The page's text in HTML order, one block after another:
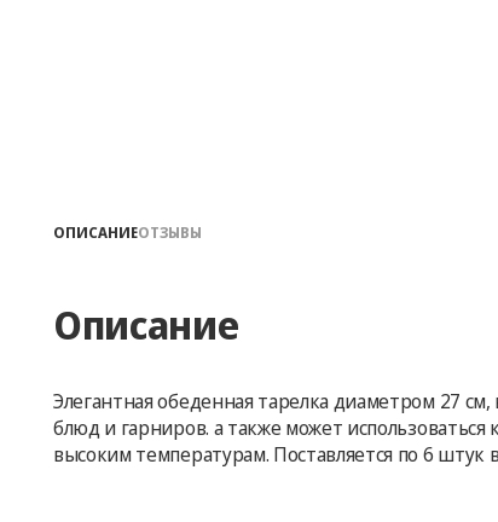
ОПИСАНИЕОТЗЫВЫ
Описание
Элегантная обеденная тарелка диаметром 27
блюд и гарниров. а также может
высоким температурам. Поставляется по 6 штук